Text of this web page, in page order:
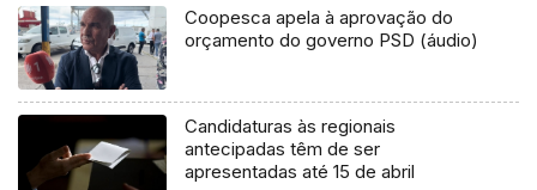
Coopesca apela à aprovação do
orçamento do governo PSD (áudio)
Candidaturas às regionais
antecipadas têm de ser
apresentadas até 15 de abril